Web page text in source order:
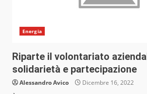
Energia
Riparte il volontariato
solidarietà e partecipazione
Alessandro Avico Dicembre 16, 2022